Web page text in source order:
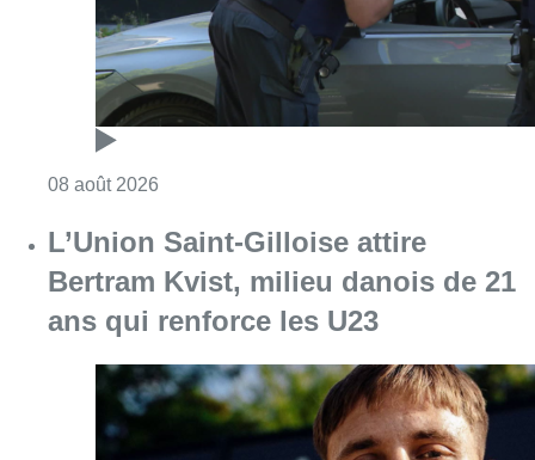
08 août 2026
L’Union Saint-Gilloise attire
Bertram Kvist, milieu danois de 21
ans qui renforce les U23